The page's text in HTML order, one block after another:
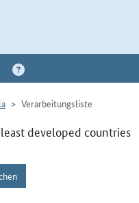
Verarbeitungsliste
developed countries